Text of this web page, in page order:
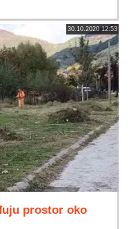
30.10.2020 12:53
prostor oko